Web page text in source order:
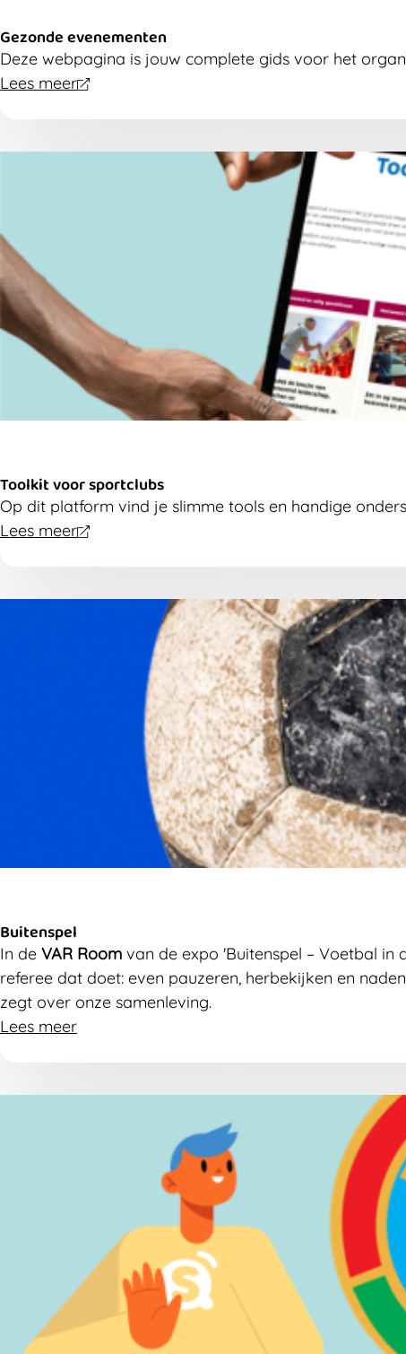
Gezonde evenementen
Deze webpagina is jouw complete gids voor het
Lees meer
Toolkit voor sportclubs
Op dit platform vind je slimme tools en handige
Lees meer
Buitenspel
In de VAR Room van de expo 'Buitenspel – Voetbal in
referee dat doet: even pauzeren, herbekijken en
zegt over onze samenleving.
Lees meer